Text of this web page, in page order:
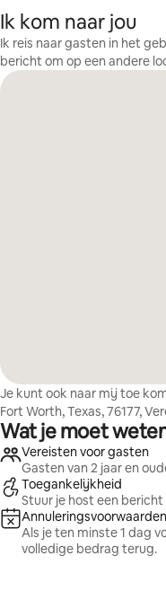
Ik kom naar jou
Ik reis naar gasten in het
bericht om op een andere
Je kunt ook naar mij toe
Fort Worth, Texas, 76177,
Wat je moet
Vereisten voor gasten
Gasten van 2 jaar en
Toegankelijkheid
Stuur je host een
Annuleringsvoorwaarden
Als je ten minste 1 dag
volledige bedrag terug.